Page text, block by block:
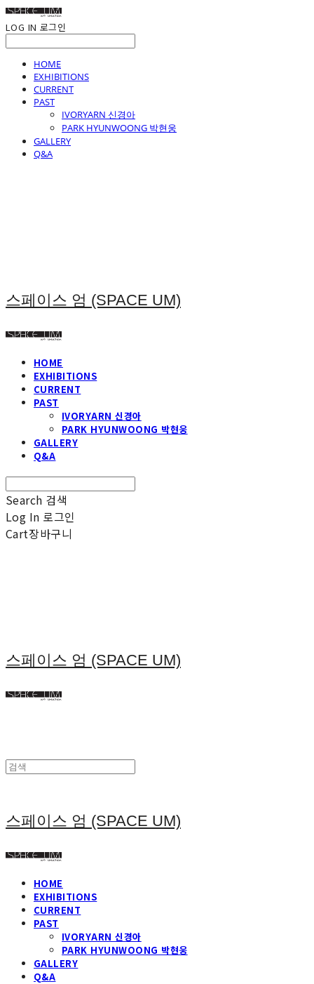
LOG IN 로그인
HOME
EXHIBITIONS
CURRENT
PAST
IVORYARN 신경아
PARK HYUNWOONG 박현웅
GALLERY
Q&A
스페이스 엄 (SPACE UM)
HOME
EXHIBITIONS
CURRENT
PAST
IVORYARN 신경아
PARK HYUNWOONG 박현웅
GALLERY
Q&A
Search 검색
Log In 로그인
Cart장바구니
스페이스 엄 (SPACE UM)
스페이스 엄 (SPACE UM)
HOME
EXHIBITIONS
CURRENT
PAST
IVORYARN 신경아
PARK HYUNWOONG 박현웅
GALLERY
Q&A